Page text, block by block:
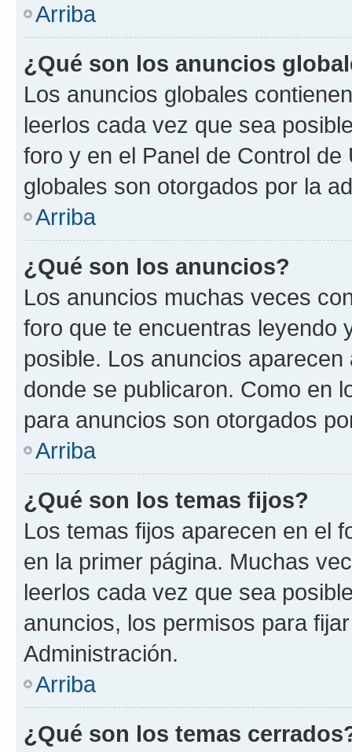
Arriba
¿Qué son los anuncios
Los anuncios globales
leerlos cada vez que sea
foro y en el Panel de Control
globales son otorgados por la
Arriba
¿Qué son los anuncios?
Los anuncios muchas veces
foro que te encuentras leyendo
posible. Los anuncios
donde se publicaron. Como en
para anuncios son otorgados
Arriba
¿Qué son los temas fijos?
Los temas fijos aparecen en el
en la primer página. Muchas
leerlos cada vez que sea
anuncios, los permisos para
Administración.
Arriba
¿Qué son los temas